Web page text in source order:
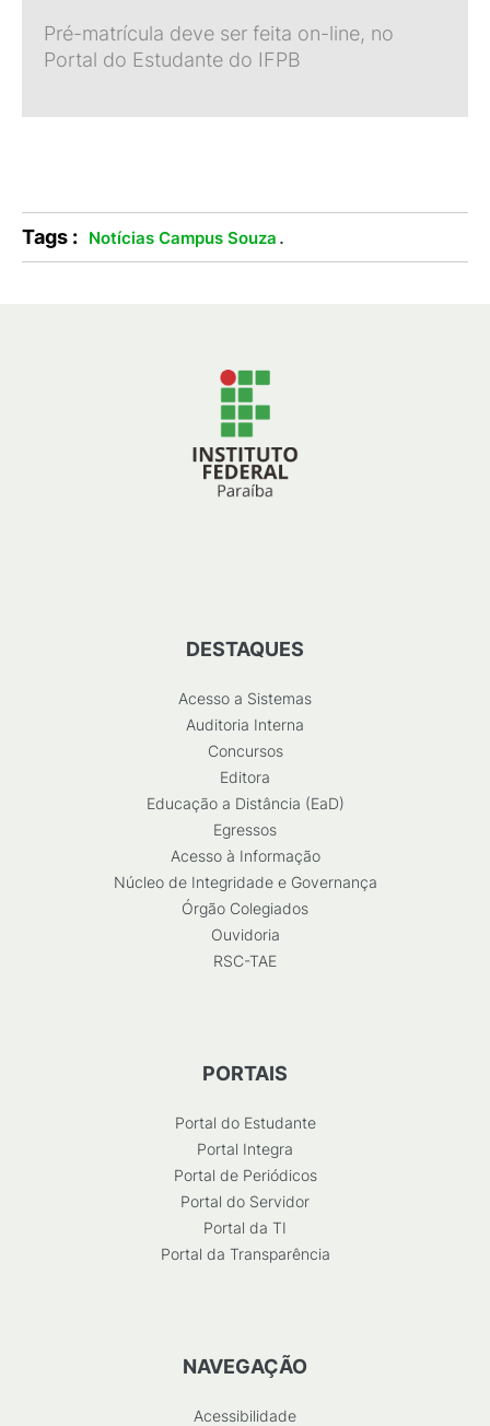
Pré-matrícula deve ser feita on-line, no
Portal do Estudante do IFPB
Tags : Notícias Campus Souza .
DESTAQUES
Acesso a Sistemas
Auditoria Interna
Concursos
Editora
Educação a Distância (EaD)
Egressos
Acesso à Informação
Núcleo de Integridade e Governança
Órgão Colegiados
Ouvidoria
RSC-TAE
PORTAIS
Portal do Estudante
Portal Integra
Portal de Periódicos
Portal do Servidor
Portal da TI
Portal da Transparência
NAVEGAÇÃO
Acessibilidade